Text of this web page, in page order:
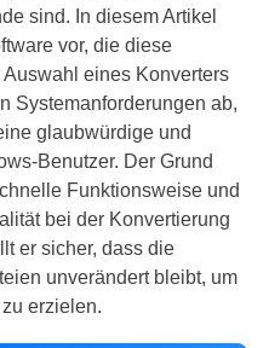
sind. In diesem Artikel
vor, die diese
eines Konverters
Systemanforderungen ab,
glaubwürdige und
Benutzer. Der Grund
Funktionsweise und
bei der Konvertierung
er sicher, dass die
unverändert bleibt, um
erzielen.